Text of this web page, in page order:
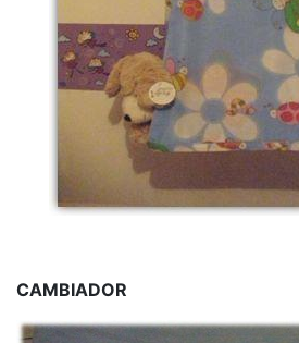
CAMBIADOR